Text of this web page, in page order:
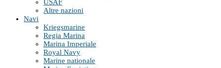
USAF
Altre nazioni
Navi
Kriegsmarine
Regia Marina
Marina Imperiale
Royal Navy
Marine nationale